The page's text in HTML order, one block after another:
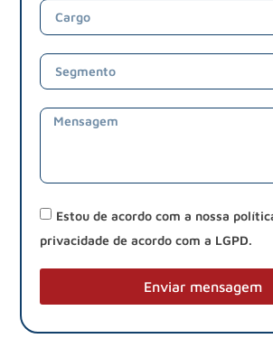
Estou de acordo com a nossa
privacidade de acordo com a LGPD.
Enviar mensagem